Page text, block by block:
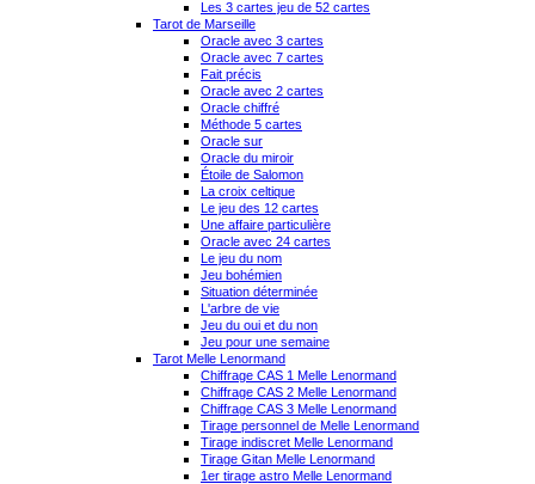
Les 3 cartes jeu de 52 cartes
Tarot de Marseille
Oracle avec 3 cartes
Oracle avec 7 cartes
Fait précis
Oracle avec 2 cartes
Oracle chiffré
Méthode 5 cartes
Oracle sur
Oracle du miroir
Étoile de Salomon
La croix celtique
Le jeu des 12 cartes
Une affaire particulière
Oracle avec 24 cartes
Le jeu du nom
Jeu bohémien
Situation déterminée
L'arbre de vie
Jeu du oui et du non
Jeu pour une semaine
Tarot Melle Lenormand
Chiffrage CAS 1 Melle Lenormand
Chiffrage CAS 2 Melle Lenormand
Chiffrage CAS 3 Melle Lenormand
Tirage personnel de Melle Lenormand
Tirage indiscret Melle Lenormand
Tirage Gitan Melle Lenormand
1er tirage astro Melle Lenormand